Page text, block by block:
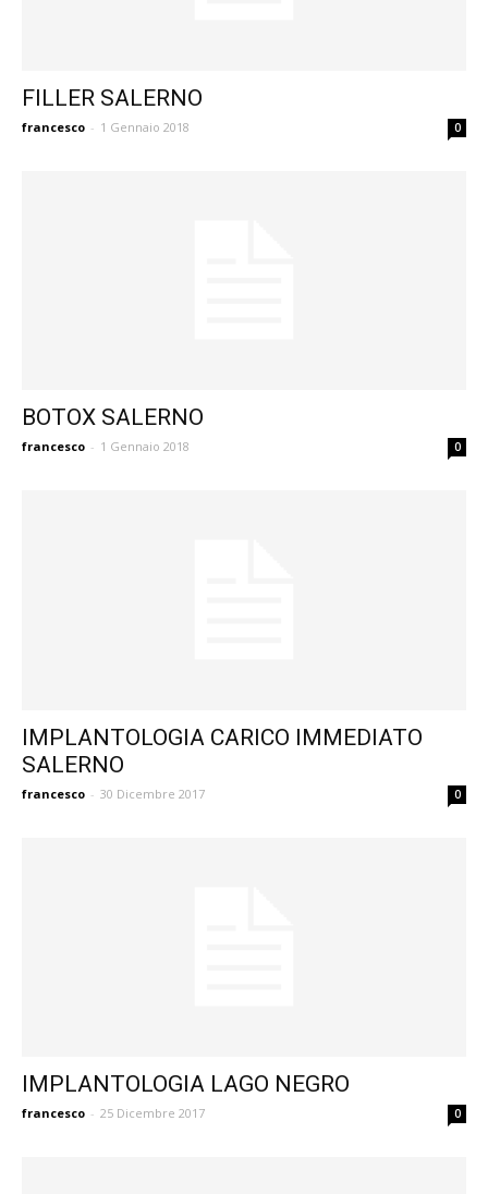
FILLER SALERNO
francesco - 1 Gennaio 2018 0
BOTOX SALERNO
francesco - 1 Gennaio 2018 0
IMPLANTOLOGIA CARICO IMMEDIATO
SALERNO
francesco - 30 Dicembre 2017 0
IMPLANTOLOGIA LAGO NEGRO
francesco - 25 Dicembre 2017 0